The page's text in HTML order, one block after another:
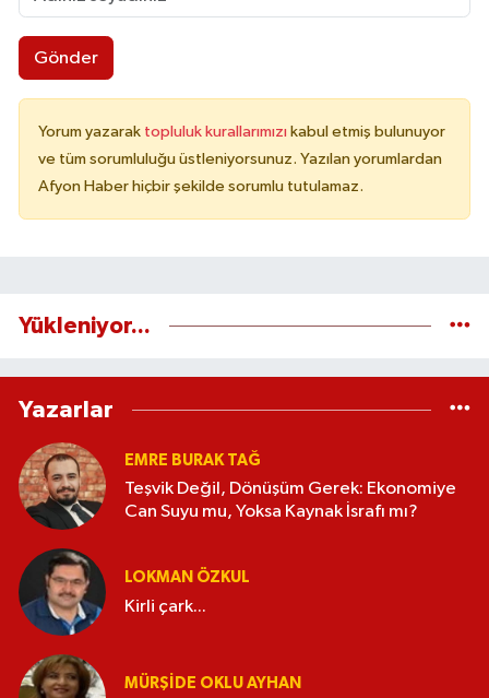
Gönder
Yorum yazarak topluluk kurallarımızı kabul etmiş bulunuyor
ve tüm sorumluluğu üstleniyorsunuz. Yazılan yorumlardan
Afyon Haber hiçbir şekilde sorumlu tutulamaz.
Yükleniyor...
Yazarlar
EMRE BURAK TAĞ
Teşvik Değil, Dönüşüm Gerek: Ekonomiye
Can Suyu mu, Yoksa Kaynak İsrafı mı?
LOKMAN ÖZKUL
Kirli çark...
MÜRŞIDE OKLU AYHAN